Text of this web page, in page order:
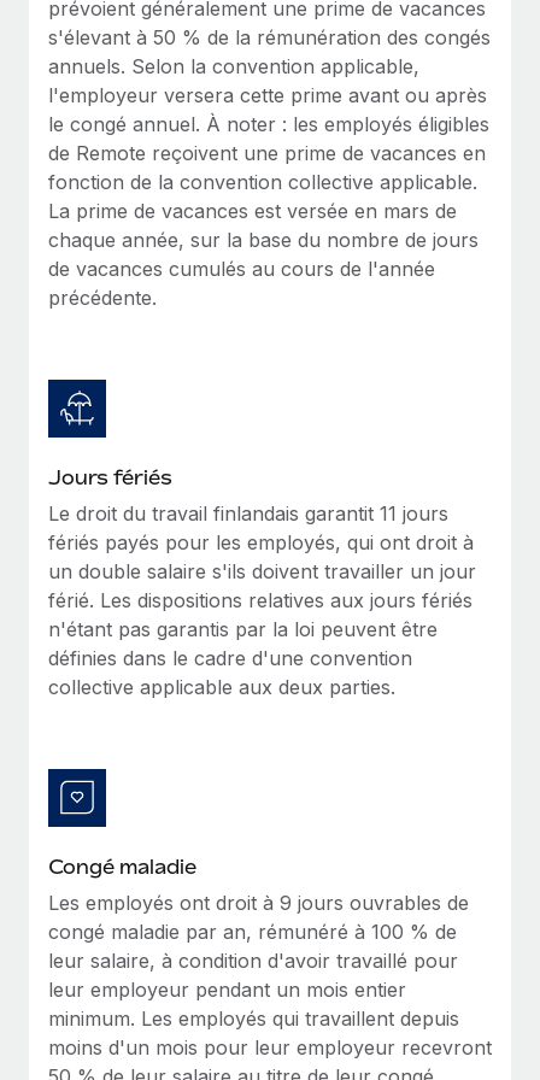
Création d’entité
Établissez des entités rapidement et en toute
conformité
Mobilité et déménagement international
Organisez facilement le déménagement de vos
employés
Avantages sociaux
Gérez facilement les avantages sociaux
Intégration Remote x BambooHR : du local à
l’international, le recrutement sans changer de
plateforme
Impact Les clients BambooHR peuvent désormais
embaucher et gérer les employés internationaux...
En savoir plus
Explorer le blog
BLOG
Mises à jour des produits de Remote :
Intégrations Gusto et Xero et Gestion des
freelances Plus
Remote a toujours pour mission d'aider les entreprises de
toute taille à embaucher, gérer et payer...
Comment Phiture gère ses 55 employés
répartis dans 19 pays grâce à Remote
Phiture, un leader notable du conseil en matière de
croissance mobile internationale, encourage les...
En savoir plus
prévoient généralement une prime de vacances
s'élevant à 50 % de la rémunération des congés
annuels. Selon la convention applicable,
l'employeur versera cette prime avant ou après
le congé annuel. À noter : les employés éligibles
de Remote reçoivent une prime de vacances en
fonction de la convention collective applicable.
La prime de vacances est versée en mars de
chaque année, sur la base du nombre de jours
de vacances cumulés au cours de l'année
précédente.
Jours fériés
Le droit du travail finlandais garantit 11 jours
fériés payés pour les employés, qui ont droit à
un double salaire s'ils doivent travailler un jour
férié. Les dispositions relatives aux jours fériés
n'étant pas garantis par la loi peuvent être
définies dans le cadre d'une convention
collective applicable aux deux parties.
Congé maladie
Les employés ont droit à 9 jours ouvrables de
congé maladie par an, rémunéré à 100 % de
leur salaire, à condition d'avoir travaillé pour
leur employeur pendant un mois entier
minimum. Les employés qui travaillent depuis
moins d'un mois pour leur employeur recevront